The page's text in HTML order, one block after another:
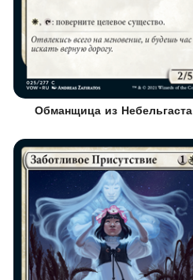
Обманщица из Небельгаста